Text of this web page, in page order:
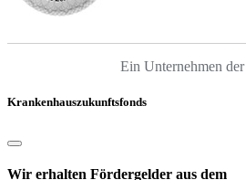
Ein Unternehmen der
Krankenhauszukunftsfonds
Wir erhalten Fördergelder aus dem